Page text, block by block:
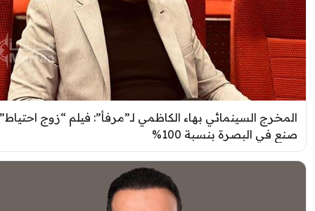
السينمائي بهاء الكاظمي لـ”مرفأ”: فيلم “زوج احتياط”
في البصرة بنسبة 100%